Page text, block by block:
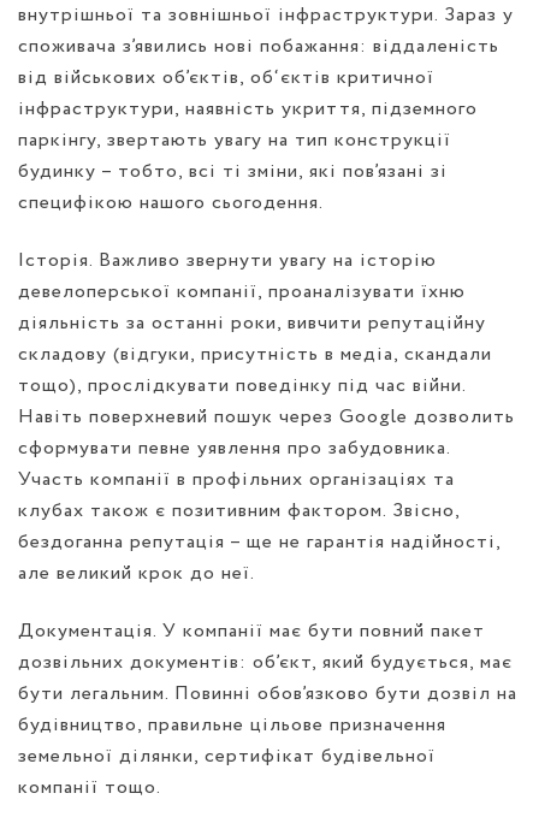
внутрішньої та зовнішньої інфраструктури. Зараз у
споживача з’явились нові побажання: віддаленість
від військових об’єктів, об‘єктів критичної
інфраструктури, наявність укриття, підземного
паркінгу, звертають увагу на тип конструкції
будинку – тобто, всі ті зміни, які пов’язані зі
специфікою нашого сьогодення.
Історія. Важливо звернути увагу на історію
девелоперської компанії, проаналізувати їхню
діяльність за останні роки, вивчити репутаційну
складову (відгуки, присутність в медіа, скандали
тощо), прослідкувати поведінку під час війни.
Навіть поверхневий пошук через Google дозволить
сформувати певне уявлення про забудовника.
Участь компанії в профільних організаціях та
клубах також є позитивним фактором. Звісно,
бездоганна репутація – ще не гарантія надійності,
але великий крок до неї.
Документація. У компанії має бути повний пакет
дозвільних документів: об’єкт, який будується, має
бути легальним. Повинні обов’язково бути дозвіл на
будівництво, правильне цільове призначення
земельної ділянки, сертифікат будівельної
компанії тощо.